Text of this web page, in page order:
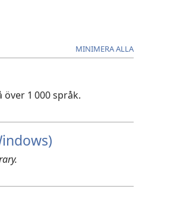
MINIMERA ALLA
1 000 språk.